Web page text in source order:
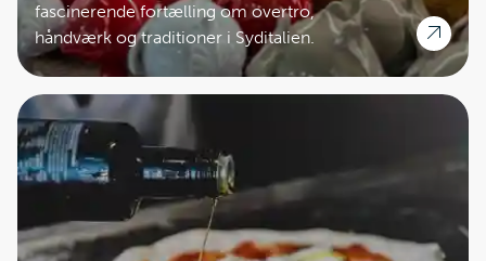
fascinerende fortælling om overtro,
håndværk og traditioner i Syditalien.